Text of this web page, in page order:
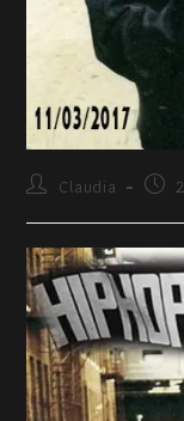
Claudia